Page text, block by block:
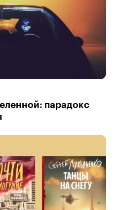
парадокс